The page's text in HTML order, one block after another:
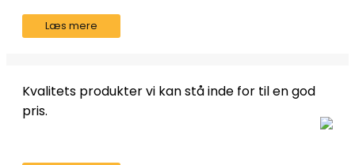
Læs mere
Kvalitets produkter vi kan stå inde for til en god
pris.